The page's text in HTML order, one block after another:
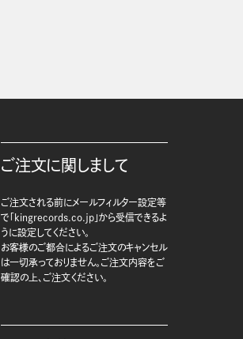
ご注文に関しまして
ご注文される前にメールフィルター設定等
で「kingrecords.co.jp」から受信できるよ
うに設定してください。
お客様のご都合によるご注文のキャンセル
は一切承っておりません。ご注文内容をご
確認の上、ご注文ください。